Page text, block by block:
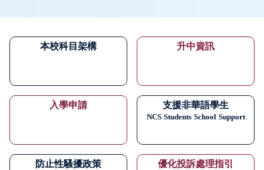
本校科目架構 升中資訊
入學申請 支援非華語學生
NCS Students School Support
防止性騷擾政策 優化投訴處理指引